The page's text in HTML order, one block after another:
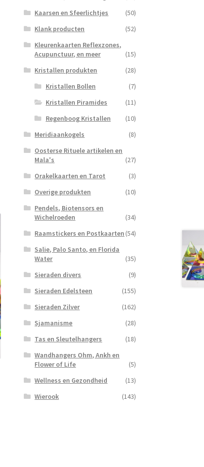
Kaarsen en Sfeerlichtjes
(50)
Klank producten
(52)
Kleurenkaarten Reflexzones,
Acupunctuur, en meer
(15)
Kristallen produkten
(28)
Kristallen Bollen
(7)
Kristallen Piramides
(11)
Regenboog Kristallen
(10)
Meridiaankogels
(8)
Oosterse Rituele artikelen en
Mala's
(27)
Orakelkaarten en Tarot
(3)
Overige produkten
(10)
Pendels, Biotensors en
Wichelroeden
(34)
Raamstickers en Postkaarten (54)
Salie, Palo Santo, en Florida
Water
(35)
Sieraden divers
(9)
Sieraden Edelsteen
(155)
Sieraden Zilver
(162)
Sjamanisme
(28)
Tas en Sleutelhangers
(18)
Wandhangers Ohm, Ankh en
Flower of Life
(5)
Wellness en Gezondheid
(13)
Wierook
(143)